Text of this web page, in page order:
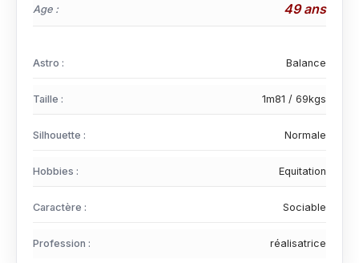
Age : 49 ans
Astro : Balance
Taille : 1m81 / 69kgs
Silhouette : Normale
Hobbies : Equitation
Caractère : Sociable
Profession : réalisatrice